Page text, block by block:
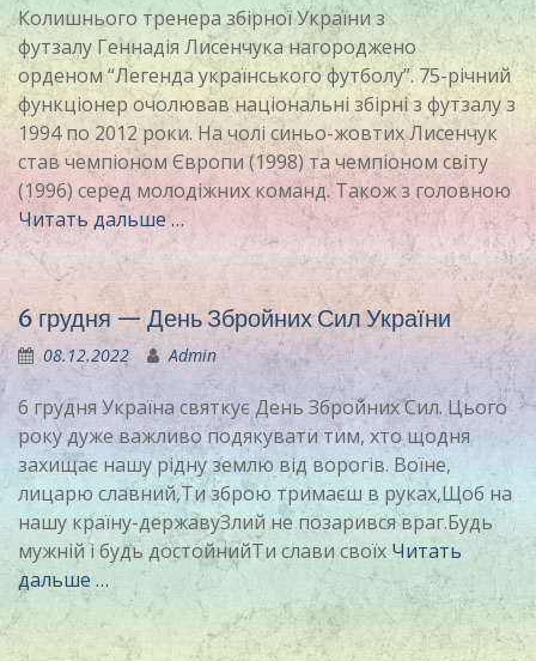
Колишнього тренера збірної України з
футзалу Геннадія Лисенчука нагороджено
орденом “Легенда українського футболу”. 75-річний
функціонер очолював національні збірні з футзалу з
1994 по 2012 роки. На чолі синьо-жовтих Лисенчук
став чемпіоном Європи (1998) та чемпіоном світу
(1996) серед молодіжних команд. Також з головною
Читать дальше …
6 грудня — День Збройних Сил України
08.12.2022 Admin
6 грудня Україна святкує День Збройних Сил. Цього
року дуже важливо подякувати тим, хто щодня
захищає нашу рідну землю від ворогів. Воїне,
лицарю славний,Ти зброю тримаєш в руках,Щоб на
нашу країну-державуЗлий не позарився враг.Будь
мужній і будь достойнийТи слави своїх Читать
дальше …